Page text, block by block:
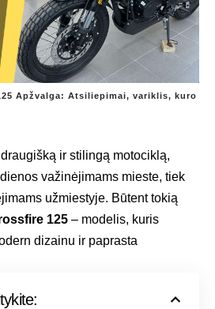
Apžvalga: Atsiliepimai, variklis, kuro
ir stilingą motociklą,
važinėjimams mieste, tiek
užmiestyje. Būtent tokią
125 – modelis, kuris
dizainu ir paprasta